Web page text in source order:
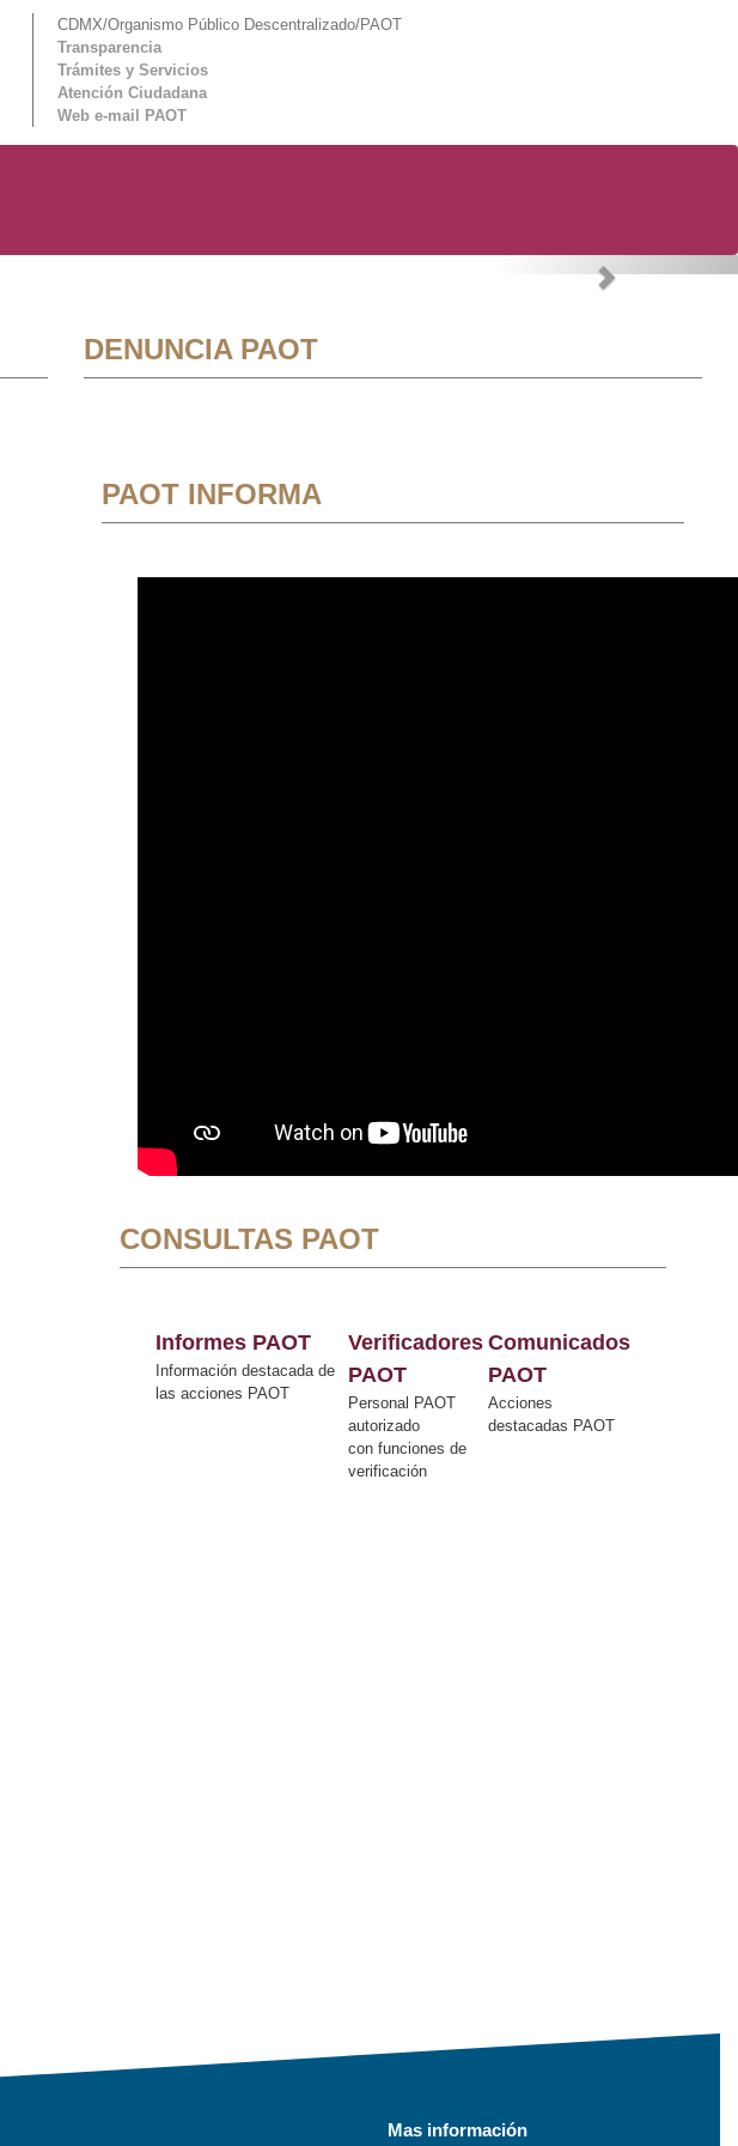
CDMX/Organismo Público Descentralizado/PAOT
Transparencia
Trámites y Servicios
Atención Ciudadana
Web e-mail PAOT
Next
DENUNCIA PAOT
PAOT INFORMA
CONSULTAS PAOT
Informes PAOT
Información destacada de
las acciones PAOT
Verificadores
PAOT
Personal PAOT
autorizado
con funciones de
verificación
Comunicados
PAOT
Acciones
destacadas PAOT
Mas información